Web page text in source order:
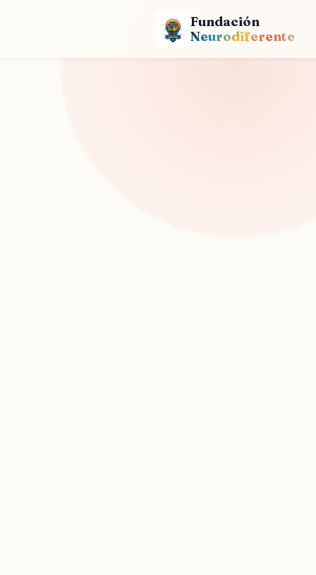
Fundación
Neurodiferente